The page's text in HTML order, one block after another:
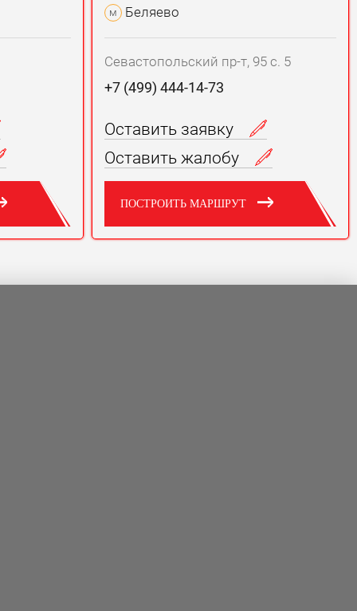
м Беляево
Севастопольский пр-т, 95 с. 5
+7 (499) 444-14-73
Оставить заявку
Оставить жалобу
ПОСТРОИТЬ МАРШРУТ